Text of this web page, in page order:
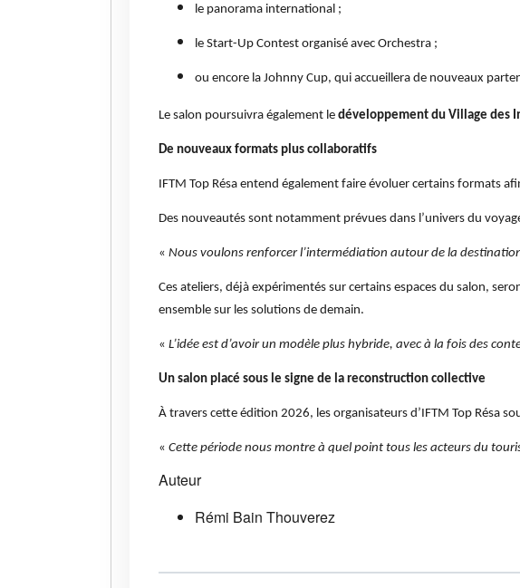
le panorama international ;
le Start-Up Contest organisé avec Orchestra ;
ou encore la Johnny Cup, qui accueillera de nouveaux
Le salon poursuivra également le développement du Village des
De nouveaux formats plus collaboratifs
IFTM Top Résa entend également faire évoluer certains formats
Des nouveautés sont notamment prévues dans l’univers du
« Nous voulons renforcer l’intermédiation autour de la
Ces ateliers, déjà expérimentés sur certains espaces du salon,
ensemble sur les solutions de demain.
« L’idée est d’avoir un modèle plus hybride, avec à la fois des
Un salon placé sous le signe de la reconstruction collective
À travers cette édition 2026, les organisateurs d’IFTM Top Résa
« Cette période nous montre à quel point tous les acteurs du
Auteur
Rémi Bain Thouverez